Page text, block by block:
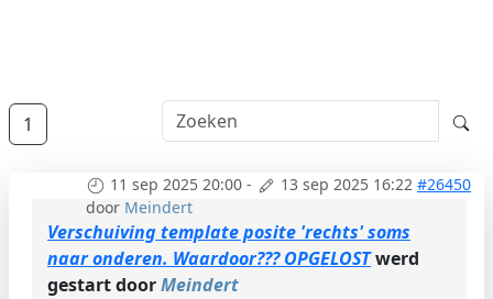
1
11 sep 2025 20:00 - 13 sep 2025 16:22 #26450
door Meindert
Verschuiving template posite 'rechts' soms
naar onderen. Waardoor??? OPGELOSTwerd
gestart doorMeindert